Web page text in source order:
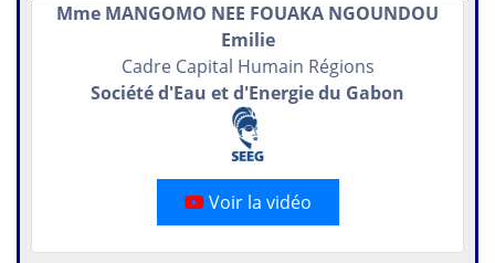
Mme MANGOMO NEE FOUAKA NGOUNDOU
Emilie
Cadre Capital Humain Régions
Société d'Eau et d'Energie du Gabon
Voir la vidéo